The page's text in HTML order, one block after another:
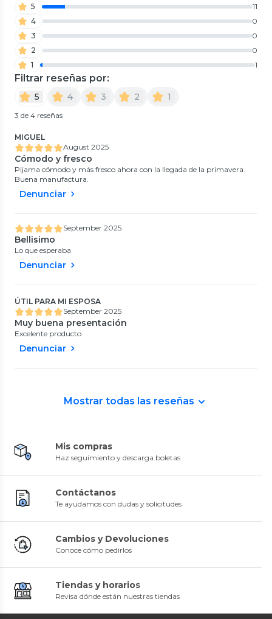
5
11
4
0
3
0
2
0
1
1
Filtrar reseñas por:
5 4 3 2 1
3 de 4 reseñas
MIGUEL
August 2025
Cómodo y fresco
Pijama cómodo y más fresco ahora con la llegada de la primavera.
Buena manufactura.
Denunciar
September 2025
Bellisimo
Lo que esperaba
Denunciar
ÚTIL PARA MI ESPOSA
September 2025
Muy buena presentación
Excelente producto
Denunciar
Mostrar todas las reseñas
Mis compras
Haz seguimiento y descarga boletas
Contáctanos
Te ayudamos con dudas y solicitudes
Cambios y Devoluciones
Conoce cómo pedirlos
Tiendas y horarios
Revisa dónde están nuestras tiendas